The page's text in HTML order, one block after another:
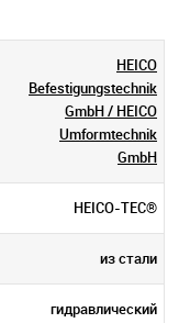
HEICO
Befestigungstechnik
GmbH / HEICO
Umformtechnik
GmbH
HEICO-TEC®
из стали
гидравлический